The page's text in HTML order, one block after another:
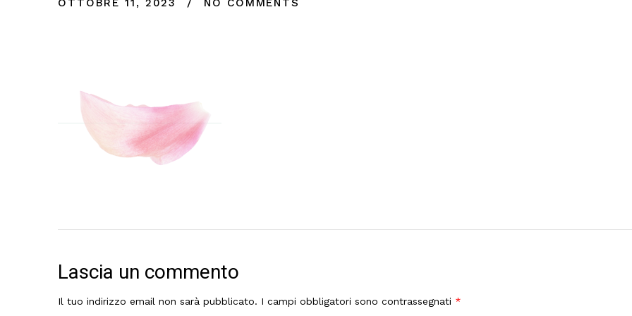
OTTOBRE 11, 2023 NO COMMENTS
Lascia un commento
Il tuo indirizzo email non sarà pubblicato. I campi obbligatori sono contrassegnati *